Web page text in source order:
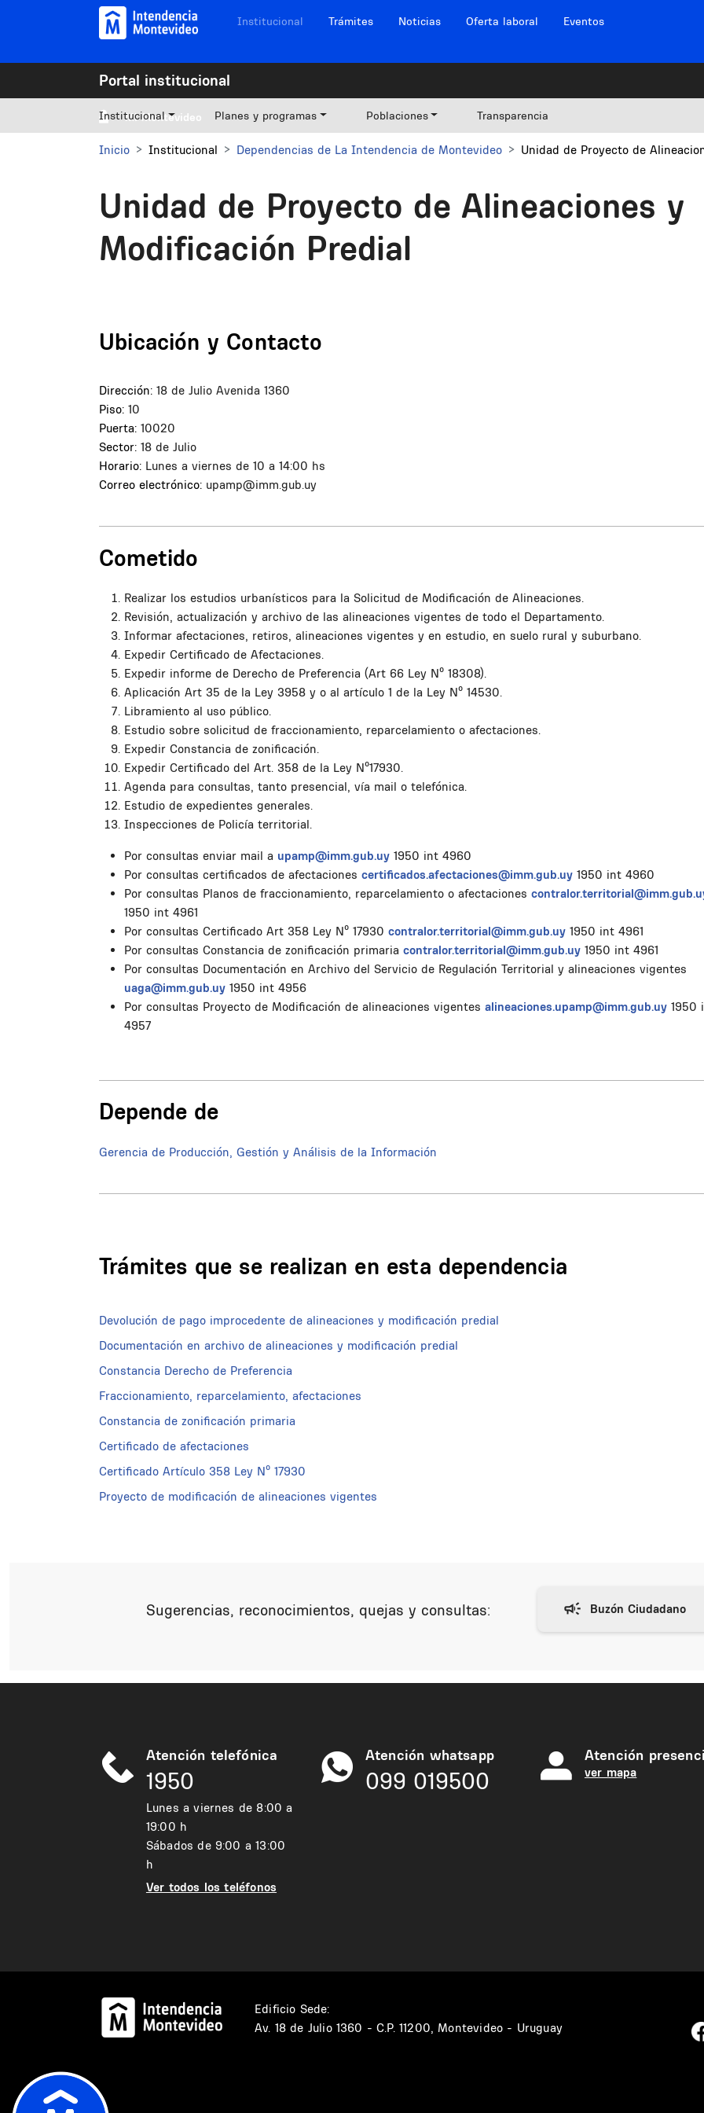
Pasar al contenido principal Navegación sitios
Institucional Trámites Noticias Oferta laboral Eventos
Portal institucional
Mi Montevideo
Institucional Planes y programas Poblaciones Transparencia
Inicio Institucional Dependencias de La Intendencia de Montevideo Unidad de Proyecto de
Unidad de Proyecto de Alineaciones y
Modificación Predial
Ubicación y Contacto
Dirección: 18 de Julio Avenida 1360
Piso: 10
Puerta: 10020
Sector: 18 de Julio
Horario: Lunes a viernes de 10 a 14:00 hs
Correo electrónico: upamp@imm.gub.uy
Cometido
Realizar los estudios urbanísticos para la Solicitud de Modificación de Alineaciones.
Revisión, actualización y archivo de las alineaciones vigentes de todo el Departamento.
Informar afectaciones, retiros, alineaciones vigentes y en estudio, en suelo rural y suburbano.
Expedir Certificado de Afectaciones.
Expedir informe de Derecho de Preferencia (Art 66 Ley Nº 18308).
Aplicación Art 35 de la Ley 3958 y o al artículo 1 de la Ley Nº 14530.
Libramiento al uso público.
Estudio sobre solicitud de fraccionamiento, reparcelamiento o afectaciones.
Expedir Constancia de zonificación.
Expedir Certificado del Art. 358 de la Ley Nº17930.
Agenda para consultas, tanto presencial, vía mail o telefónica.
Estudio de expedientes generales.
Inspecciones de Policía territorial.
Por consultas enviar mail a upamp@imm.gub.uy 1950 int 4960
Por consultas certificados de afectaciones certificados.afectaciones@imm.gub.uy 1950 int 4960
Por consultas Planos de fraccionamiento, reparcelamiento o afectaciones
1950 int 4961
Por consultas Certificado Art 358 Ley Nº 17930 contralor.territorial@imm.gub.uy 1950 int 4961
Por consultas Constancia de zonificación primaria contralor.territorial@imm.gub.uy 1950 int 4961
Por consultas Documentación en Archivo del Servicio de Regulación Territorial y alineaciones vigentes
uaga@imm.gub.uy 1950 int 4956
Por consultas Proyecto de Modificación de alineaciones vigentes alineaciones.upamp@imm.gub.uy 1950
4957
Depende de
Gerencia de Producción, Gestión y Análisis de la Información
Trámites que se realizan en esta dependencia
Devolución de pago improcedente de alineaciones y modificación predial
Documentación en archivo de alineaciones y modificación predial
Constancia Derecho de Preferencia
Fraccionamiento, reparcelamiento, afectaciones
Constancia de zonificación primaria
Certificado de afectaciones
Certificado Artículo 358 Ley Nº 17930
Proyecto de modificación de alineaciones vigentes
Sugerencias, reconocimientos, quejas y consultas:
Atención telefónica
1950
Lunes a viernes de 8:00 a
19:00 h
Sábados de 9:00 a 13:00
h
Ver todos los teléfonos
Atención whatsapp
099 019500
Atención
ver mapa
Edificio Sede:
Av. 18 de Julio 1360 - C.P. 11200, Montevideo - Uruguay